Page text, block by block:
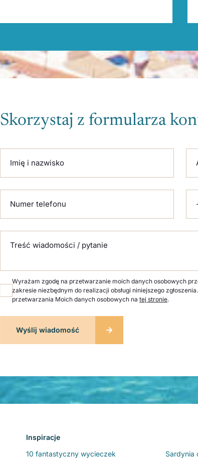
Skorzystaj z formularza
Imię i nazwisko
Numer telefonu
Treść wiadomości / pytanie
Wyrażam zgodę na przetwarzanie moich danych osobowych
zakresie niezbędnym do realizacji obsługi niniejszego
przetwarzania Moich danych osobowych na tej stronie.
Inspiracje
10 fantastyczny wycieczek
Sardynia